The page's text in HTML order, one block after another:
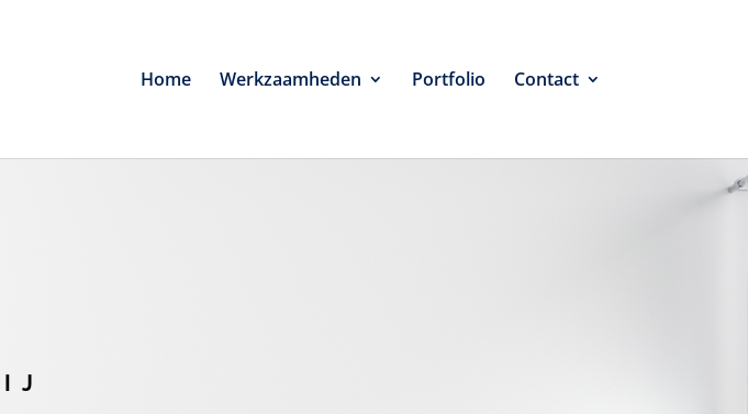
Home Werkzaamheden Portfolio Contact